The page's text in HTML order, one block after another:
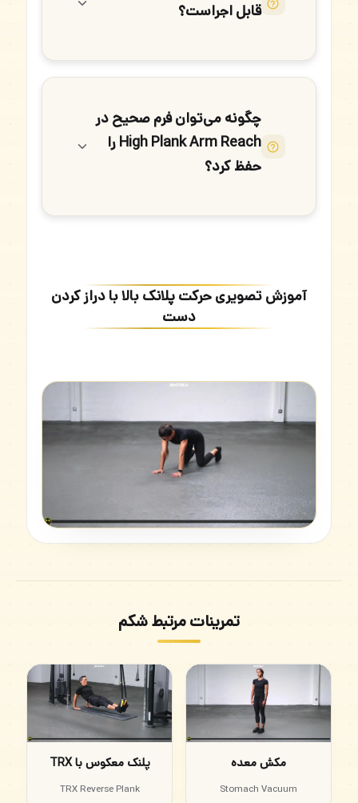
قابل اجراست؟
چگونه می‌توان فرم صحیح در
High Plank Arm Reach را
حفظ کرد؟
آموزش تصویری حرکت پلانک بالا با دراز کردن
دست
تمرینات مرتبط شکم
مکش معده
Stomach Vacuum
پلنک معکوس با TRX
TRX Reverse Plank